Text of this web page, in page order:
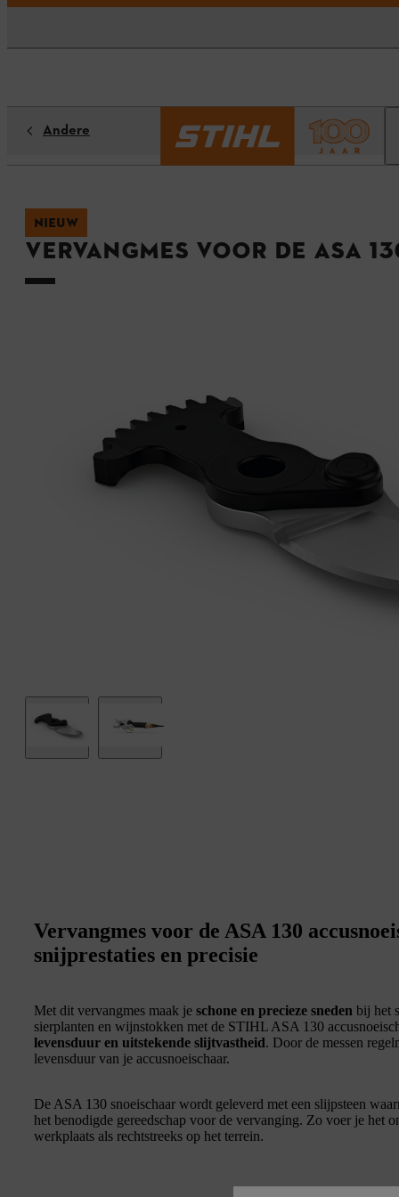
Andere
NIEUW
Vervangmes voor de ASA
Vervangmes voor de ASA 130
snijprestaties en precisie
Met dit vervangmes maak je schone en precieze sneden bij het
sierplanten en wijnstokken met de STIHL ASA 130
levensduur en uitstekende slijtvastheid. Door de messen
levensduur van je accusnoeischaar.
De ASA 130 snoeischaar wordt geleverd met een slijpsteen
het benodigde gereedschap voor de vervanging. Zo voer je het
werkplaats als rechtstreeks op het terrein.